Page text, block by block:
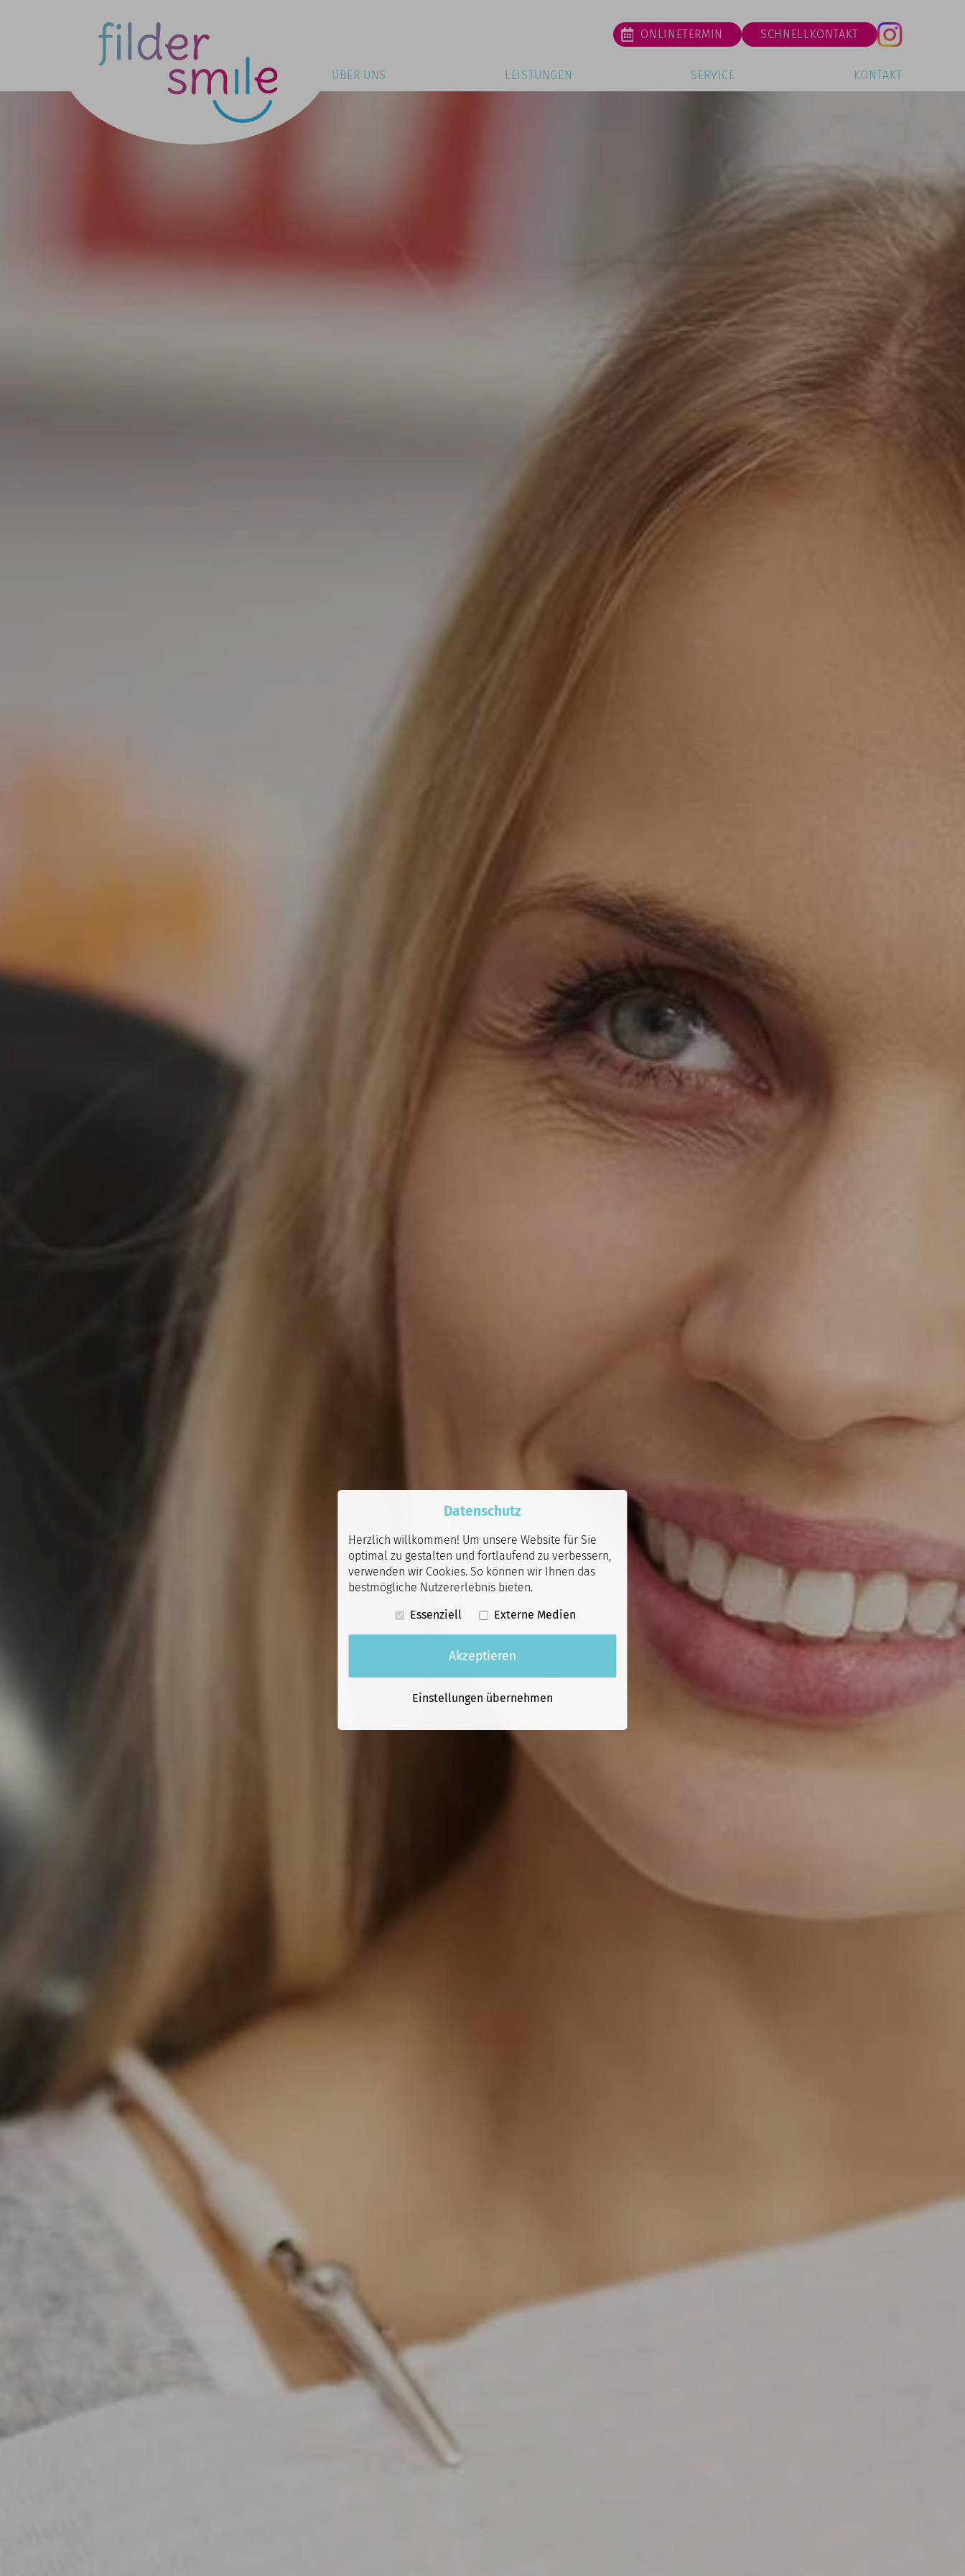
ONLINETERMIN SCHNELLKONTAKT
ÜBER UNS LEISTUNGEN SERVICE KONTAKT
Datenschutz
Herzlich willkommen! Um unsere Website für Sie
optimal zu gestalten und fortlaufend zu verbessern,
verwenden wir Cookies. So können wir Ihnen das
bestmögliche Nutzererlebnis bieten.
Essenziell
Externe Medien
Akzeptieren
Einstellungen übernehmen